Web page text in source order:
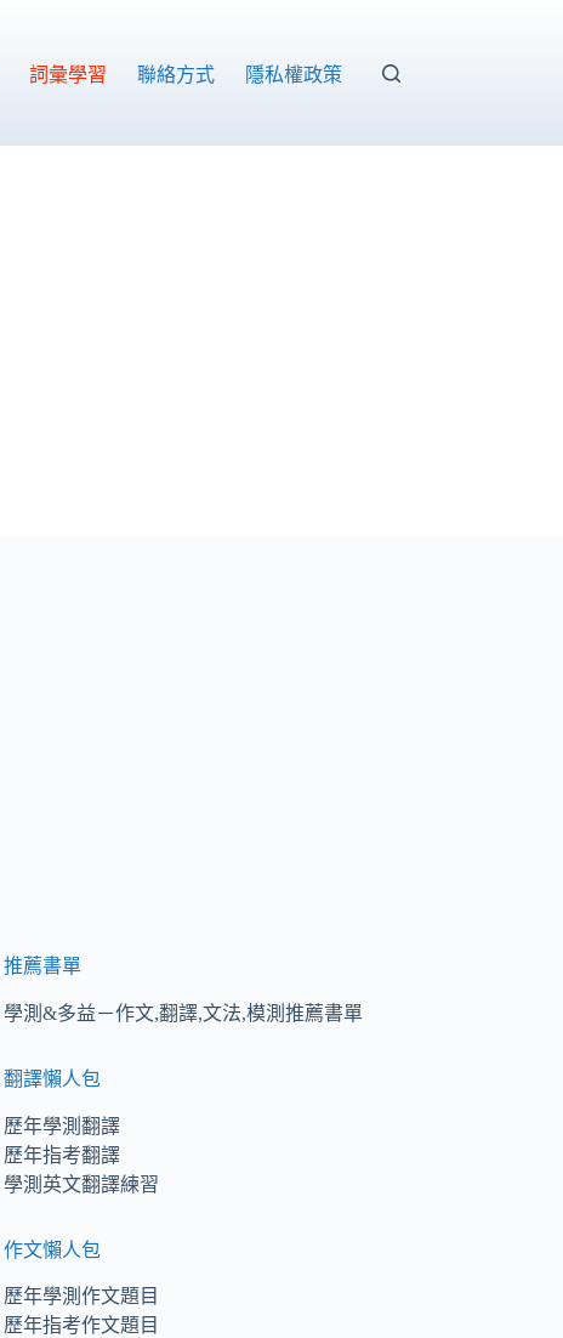
詞彙學習 聯絡方式 隱私權政策
推薦書單
學測&多益－作文,翻譯,文法,模測推薦書單
翻譯懶人包
歷年學測翻譯
歷年指考翻譯
學測英文翻譯練習
作文懶人包
歷年學測作文題目
歷年指考作文題目